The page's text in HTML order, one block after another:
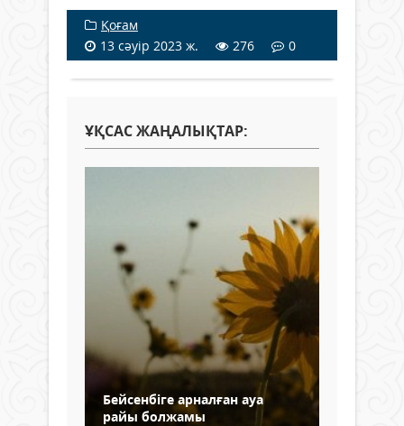
Қоғам
13 сәуір 2023 ж.
276 0
ҰҚСАС ЖАҢАЛЫҚТАР:
Бейсенбіге арналған ауа
райы болжамы